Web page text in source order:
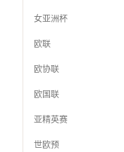
女亚洲杯
欧联
欧协联
欧国联
亚精英赛
世欧预